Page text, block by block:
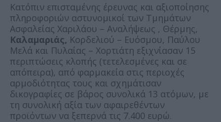
Κατόπιν επισταμένης έρευνας και αξιοποίησης
πληροφοριών αστυνομικοί των Τμημάτων
Ασφαλείας Χαριλάου – Αναλήψεως , Θέρμης,
Καλαμαριάς, Κορδελιού – Ευόσμου, Παύλου
Μελά και Πυλαίας – Χορτιάτη εξιχνίασαν 15
περιπτώσεις κλοπής (τετελεσμένες και σε
απόπειρα), από φαρμακεία στις περιοχές
αρμοδιότητας τους και σχημάτισαν
δικογραφίες σε βάρος συνολικά 13 ατόμων, με
τη συνολική αξία των αφαιρεθέντων
προϊόντων να ξεπερνά τις 7.400 ευρώ.